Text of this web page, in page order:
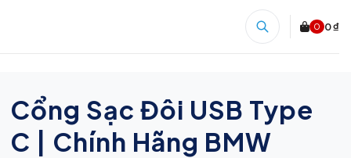
0 0 ₫
Cổng Sạc Đôi USB Type
C | Chính Hãng BMW